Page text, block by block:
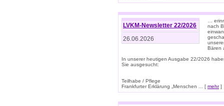
LVKM-Newsletter 22/2026
26.06.2026
…
nach
Bären
In unserer heutigen Ausgabe 22/2026
Sie ausgesucht:
Teilhabe / Pflege
Frankfurter Erklärung „Menschen ... [ mehr]